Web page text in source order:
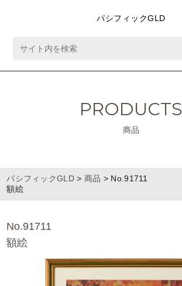
パシフィックGLD
PRODUCTS
商品
パシフィックGLD> 商品 > No.91711
額絵
No.91711
額絵